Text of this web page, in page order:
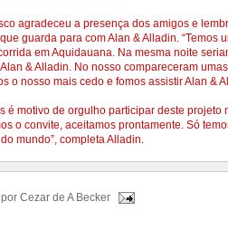
agradeceu a presença dos amigos e
guarda para com Alan & Alladin.
em Aquidauana. Na mesma noite
& Alladin. No nosso compareceram
o nosso mais cedo e fomos assistir Alan &
é motivo de orgulho participar deste projeto
o convite, aceitamos prontamente. Só
mundo”, completa Alladin.
Cezar de A Becker